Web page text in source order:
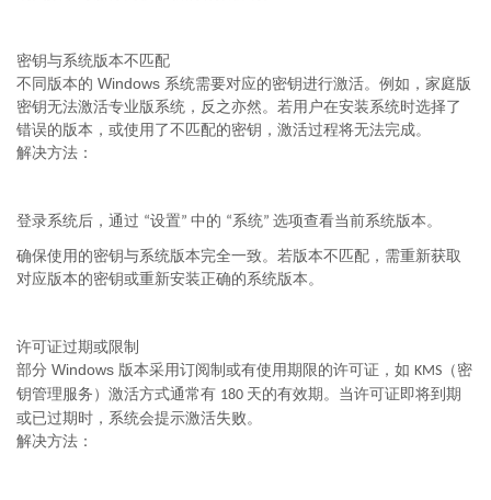
密钥与系统版本不匹配
不同版本的 Windows 系统需要对应的密钥进行激活。例如，家庭版
密钥无法激活专业版系统，反之亦然。若用户在安装系统时选择了
错误的版本，或使用了不匹配的密钥，激活过程将无法完成。
解决方法：
登录系统后，通过 “设置” 中的 “系统” 选项查看当前系统版本。
确保使用的密钥与系统版本完全一致。若版本不匹配，需重新获取
对应版本的密钥或重新安装正确的系统版本。
许可证过期或限制
部分 Windows 版本采用订阅制或有使用期限的许可证，如 KMS （密
钥管理服务）激活方式通常有 180 天的有效期。当许可证即将到期
或已过期时，系统会提示激活失败。
解决方法：